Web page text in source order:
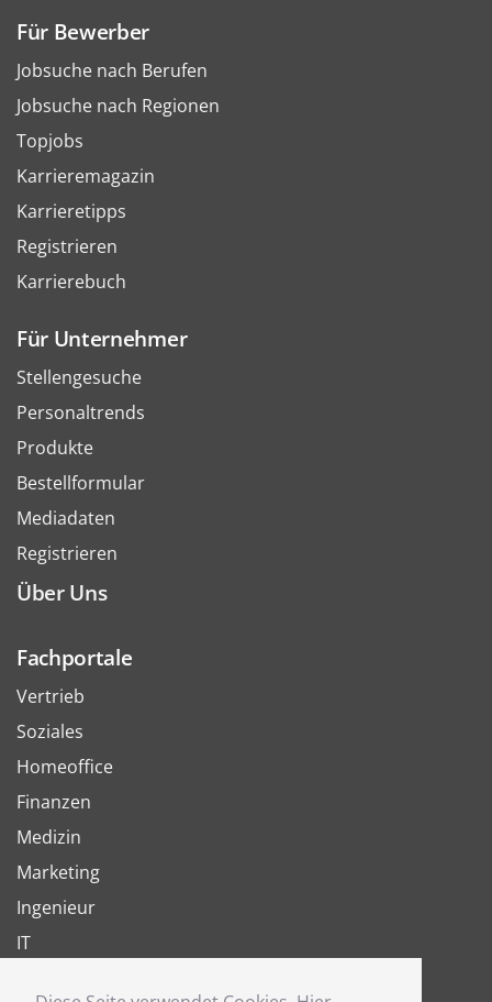
Für Bewerber
Jobsuche nach Berufen
Jobsuche nach Regionen
Topjobs
Karrieremagazin
Karrieretipps
Registrieren
Karrierebuch
Für Unternehmer
Stellengesuche
Personaltrends
Produkte
Bestellformular
Mediadaten
Registrieren
Über Uns
Fachportale
Vertrieb
Soziales
Homeoffice
Finanzen
Medizin
Marketing
Ingenieur
IT